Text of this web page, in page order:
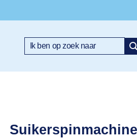
Zoeken